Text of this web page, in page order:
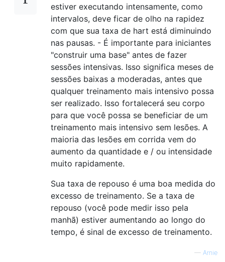
estiver executando intensamente, como
intervalos, deve ficar de olho na rapidez
com que sua taxa de hart está diminuindo
nas pausas. - É importante para iniciantes
"construir uma base" antes de fazer
sessões intensivas. Isso significa meses de
sessões baixas a moderadas, antes que
qualquer treinamento mais intensivo possa
ser realizado. Isso fortalecerá seu corpo
para que você possa se beneficiar de um
treinamento mais intensivo sem lesões. A
maioria das lesões em corrida vem do
aumento da quantidade e / ou intensidade
muito rapidamente.
Sua taxa de repouso é uma boa medida do
excesso de treinamento. Se a taxa de
repouso (você pode medir isso pela
manhã) estiver aumentando ao longo do
tempo, é sinal de excesso de treinamento.
— Arnie